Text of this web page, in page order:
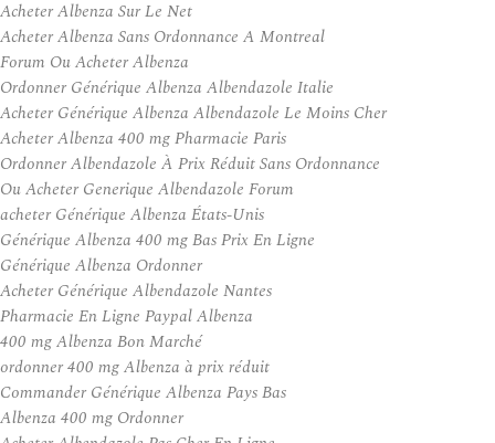
Acheter Albenza Sur Le Net
Acheter Albenza Sans Ordonnance A Montreal
Forum Ou Acheter Albenza
Ordonner Générique Albenza Albendazole Italie
Acheter Générique Albenza Albendazole Le Moins Cher
Acheter Albenza 400 mg Pharmacie Paris
Ordonner Albendazole À Prix Réduit Sans Ordonnance
Ou Acheter Generique Albendazole Forum
acheter Générique Albenza États-Unis
Générique Albenza 400 mg Bas Prix En Ligne
Générique Albenza Ordonner
Acheter Générique Albendazole Nantes
Pharmacie En Ligne Paypal Albenza
400 mg Albenza Bon Marché
ordonner 400 mg Albenza à prix réduit
Commander Générique Albenza Pays Bas
Albenza 400 mg Ordonner